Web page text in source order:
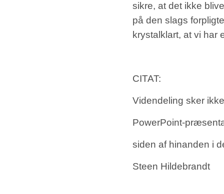
sikre, at det ikke
på den slags
krystalklart, at vi har
CITAT:
Videndeling sker
PowerPoint-
siden af hinanden i
Steen Hildebrandt